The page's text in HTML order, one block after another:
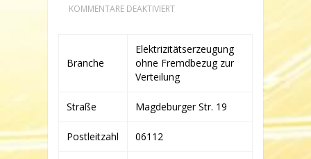
KOMMENTARE DEAKTIVIERTFÜR
Branche
Elektrizitätserzeugung
ohne Fremdbezug zur
Verteilung
Straße Magdeburger Str. 19
Postleitzahl 06112